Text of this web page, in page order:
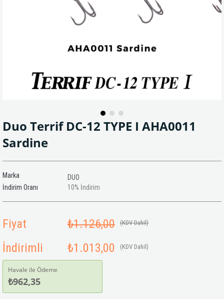
Duo Terrif DC-12 TYPE I AHA0011
Sardine
Marka
DUO
İndirim Oranı
%
10 İndirim
Fiyat ₺1.126,00 (KDV Dahil)
İndirimli ₺1.013,00 (KDV Dahil)
Havale ile Ödeme
₺962,35